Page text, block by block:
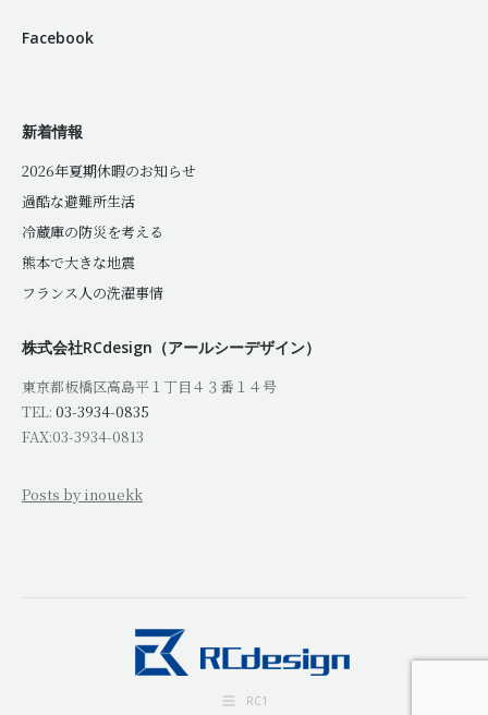
Facebook
新着情報
2026年夏期休暇のお知らせ
過酷な避難所生活
冷蔵庫の防災を考える
熊本で大きな地震
フランス人の洗濯事情
株式会社RCdesign（アールシーデザイン）
東京都板橋区高島平１丁目４３番１４号
TEL: 03-3934-0835
FAX:03-3934-0813
Posts by inouekk
RC1